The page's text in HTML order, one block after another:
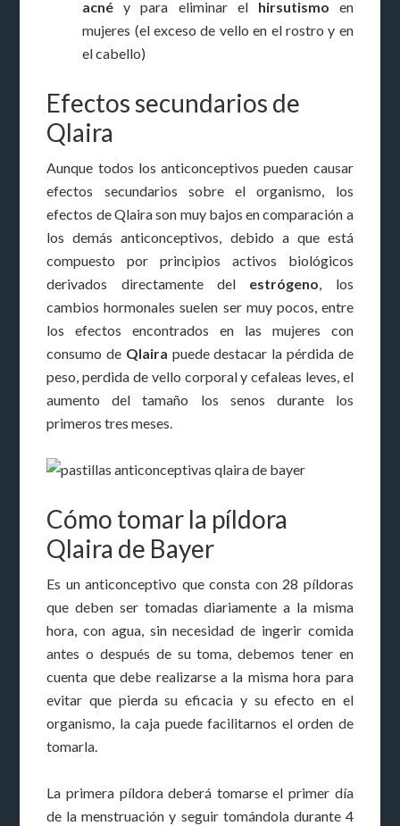
acné y para eliminar el hirsutismo en
mujeres (el exceso de vello en el rostro y en
el cabello)
Efectos secundarios de
Qlaira
Aunque todos los anticonceptivos pueden causar
efectos secundarios sobre el organismo, los
efectos de Qlaira son muy bajos en comparación a
los demás anticonceptivos, debido a que está
compuesto por principios activos biológicos
derivados directamente del estrógeno, los
cambios hormonales suelen ser muy pocos, entre
los efectos encontrados en las mujeres con
consumo de Qlaira puede destacar la pérdida de
peso, perdida de vello corporal y cefaleas leves, el
aumento del tamaño los senos durante los
primeros tres meses.
Cómo tomar la píldora
Qlaira de Bayer
Es un anticonceptivo que consta con 28 píldoras
que deben ser tomadas diariamente a la misma
hora, con agua, sin necesidad de ingerir comida
antes o después de su toma, debemos tener en
cuenta que debe realizarse a la misma hora para
evitar que pierda su eficacia y su efecto en el
organismo, la caja puede facilitarnos el orden de
tomarla.
La primera píldora deberá tomarse el primer día
de la menstruación y seguir tomándola durante 4